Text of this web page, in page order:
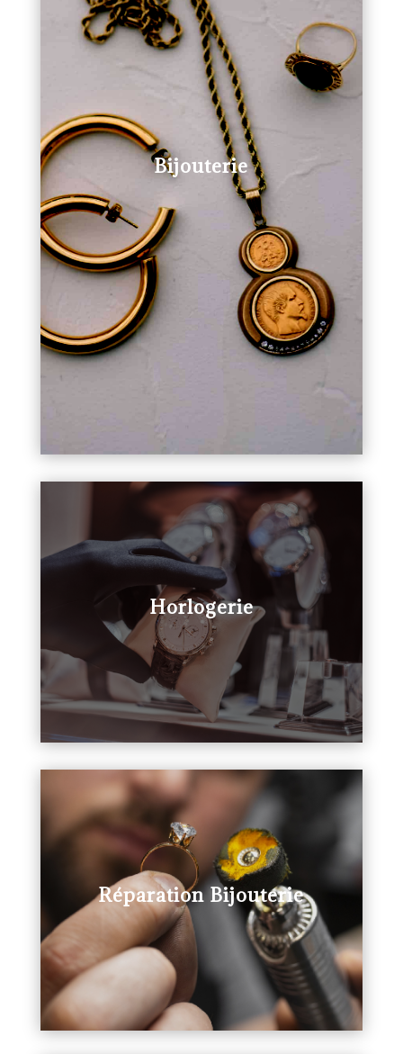
Bijouterie
Horlogerie
Réparation Bijouterie